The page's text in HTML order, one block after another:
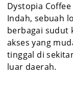
Dystopia
Indah, sebuah
berbagai sudut
akses yang
tinggal di
luar daerah.